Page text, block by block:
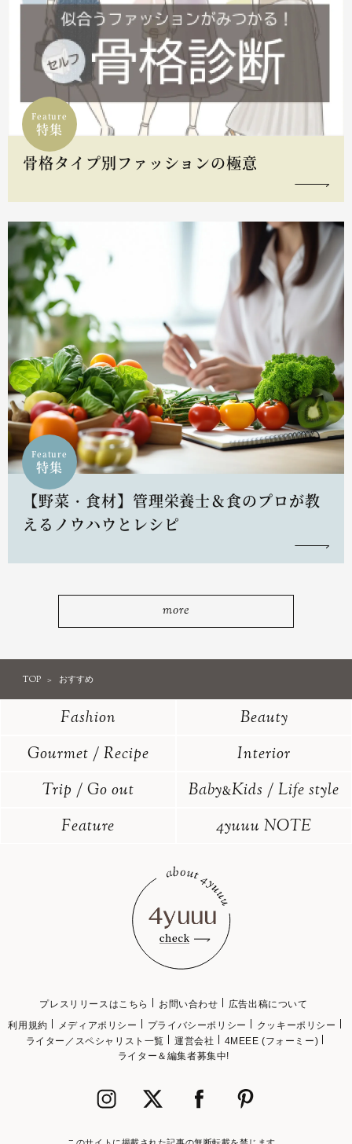
Feature
特集
骨格タイプ別ファッションの極意
Feature
特集
【野菜・食材】管理栄養士＆食のプロが教
えるノウハウとレシピ
more
TOP おすすめ
Fashion
Beauty
Gourmet / Recipe
Interior
Trip / Go out
Baby&Kids / Life style
Feature
4yuuu NOTE
プレスリリースはこちら お問い合わせ
広告出稿について
利用規約
メディアポリシー プライバシーポリシー
クッキーポリシー
ライター／スペシャリスト一覧
運営会社
4MEEE (フォーミー)
ライター＆編集者募集中!